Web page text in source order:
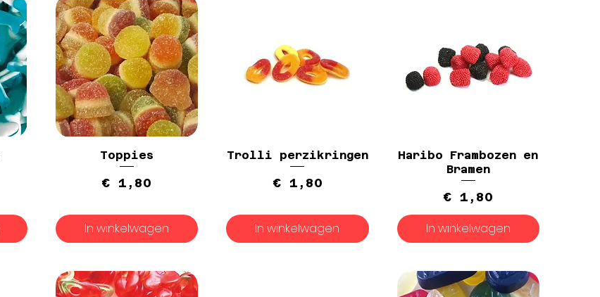
Toppies
Prijs
€ 1,80
In winkelwagen
Trolli perzikringen
Prijs
€ 1,80
In winkelwagen
Haribo Frambozen en
Bramen
Prijs
€ 1,80
In winkelwagen